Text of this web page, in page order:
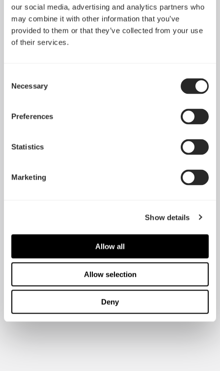
our social media, advertising and analytics partners who
may combine it with other information that you’ve
provided to them or that they’ve collected from your use
of their services.
Selection
Necessary
Preferences
Statistics
Marketing
Show details
Allow all
Allow selection
Deny